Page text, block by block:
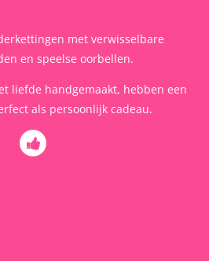
met verwisselbare
en speelse oorbellen.
liefde handgemaakt, hebben een
als persoonlijk cadeau.